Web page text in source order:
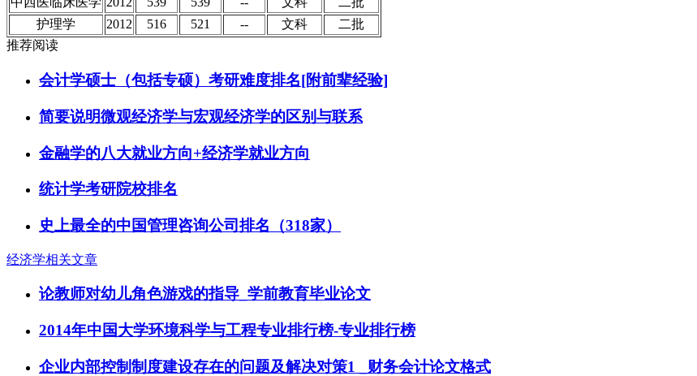
护理学
2012 516 521 -- 文科
二批
推荐阅读
会计学硕士（包括专硕）考研难度排名[附前辈经验]
简要说明微观经济学与宏观经济学的区别与联系
金融学的八大就业方向+经济学就业方向
统计学考研院校排名
史上最全的中国管理咨询公司排名（318家）
经济学相关文章
论教师对幼儿角色游戏的指导_学前教育毕业论文
2014年中国大学环境科学与工程专业排行榜-专业排行榜
企业内部控制制度建设存在的问题及解决对策1 _财务会计论文格式